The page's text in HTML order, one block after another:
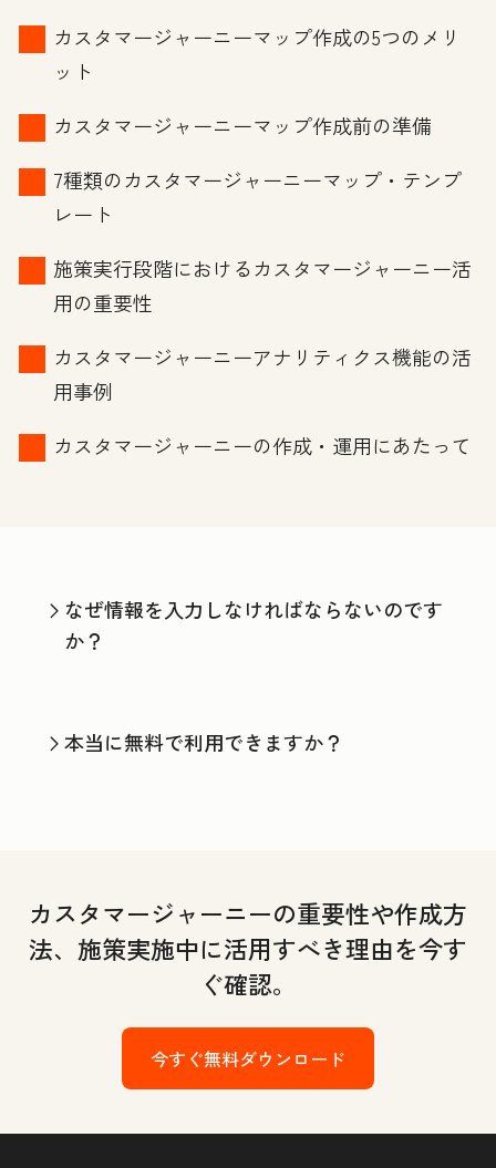
カスタマージャーニーマップ作成の5つのメリ
ット
カスタマージャーニーマップ作成前の準備
7種類のカスタマージャーニーマップ・テンプ
レート
施策実行段階におけるカスタマージャーニー活
用の重要性
カスタマージャーニーアナリティクス機能の活
用事例
カスタマージャーニーの作成・運用にあたって
なぜ情報を入力しなければならないのです
か？
本当に無料で利用できますか？
カスタマージャーニーの重要性や作成方
法、施策実施中に活用すべき理由を今す
ぐ確認。
今すぐ無料ダウンロード